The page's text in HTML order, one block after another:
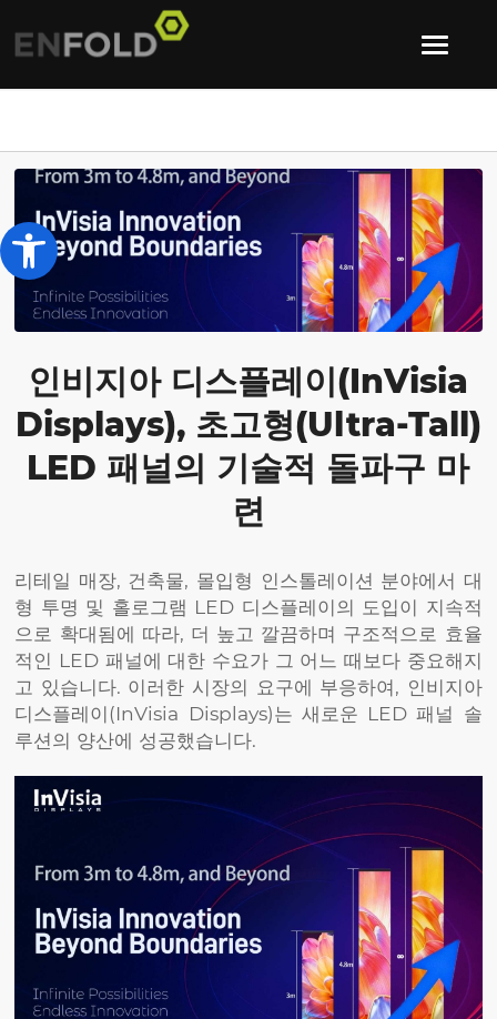
인비지아 디스플레이(InVisia
Displays), 초고형(Ultra-Tall)
LED 패널의 기술적 돌파구 마
련
리테일 매장, 건축물, 몰입형 인스톨레이션 분야에서 대
형 투명 및 홀로그램 LED 디스플레이의 도입이 지속적
으로 확대됨에 따라, 더 높고 깔끔하며 구조적으로 효율
적인 LED 패널에 대한 수요가 그 어느 때보다 중요해지
고 있습니다. 이러한 시장의 요구에 부응하여, 인비지아
디스플레이(InVisia Displays)는 새로운 LED 패널 솔
루션의 양산에 성공했습니다.
Open toolbar